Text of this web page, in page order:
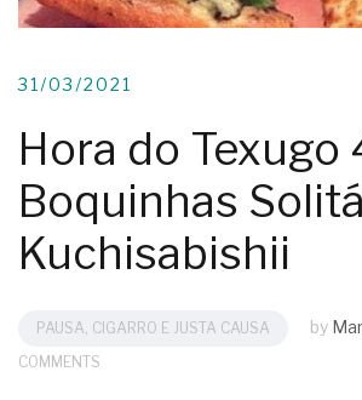
31/03/2021
Hora do Texugo
Boquinhas
Kuchisabishii
PAUSA, CIGARRO E JUSTA CAUSA by
COMMENTS